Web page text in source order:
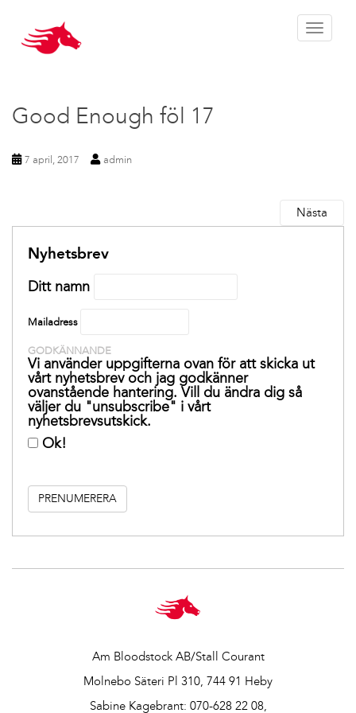
Toggle
Good Enough föl 17
7 april, 2017 admin
Nästa
Nyhetsbrev
Ditt namn
Mailadress
GODKÄNNANDE
Vi använder uppgifterna ovan för att skicka ut
vårt nyhetsbrev och jag godkänner
ovanstående hantering. Vill du ändra dig så
väljer du "unsubscribe" i vårt
nyhetsbrevsutskick.
Ok!
Am Bloodstock AB/Stall Courant
Molnebo Säteri Pl 310, 744 91 Heby
Sabine Kagebrant: 070-628 22 08,